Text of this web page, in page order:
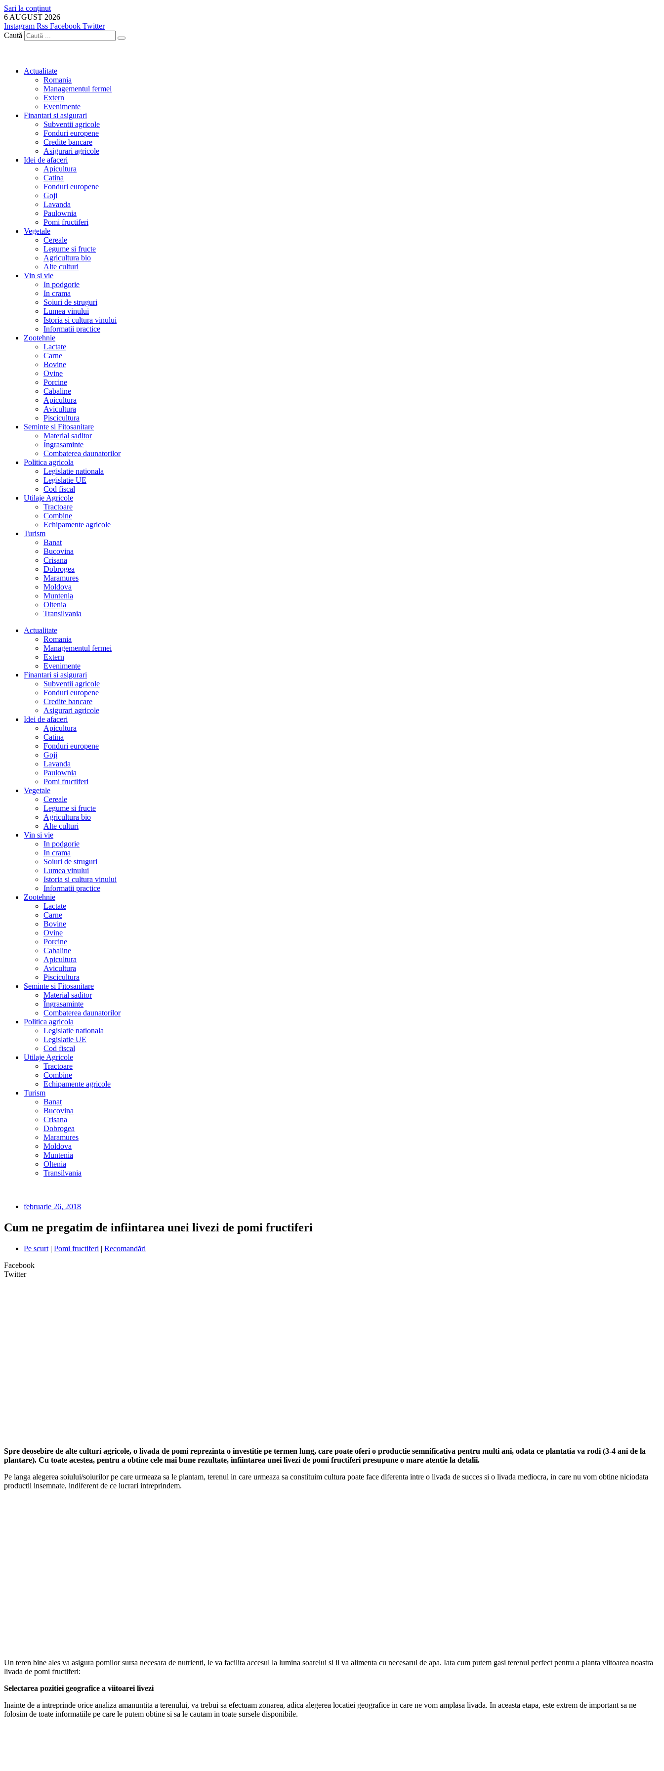
Sari la conținut
6 AUGUST 2026
Instagram Rss Facebook Twitter
Caută
Actualitate
Romania
Managementul fermei
Extern
Evenimente
Finantari si asigurari
Subventii agricole
Fonduri europene
Credite bancare
Asigurari agricole
Idei de afaceri
Apicultura
Catina
Fonduri europene
Goji
Lavanda
Paulownia
Pomi fructiferi
Vegetale
Cereale
Legume si fructe
Agricultura bio
Alte culturi
Vin si vie
In podgorie
In crama
Soiuri de struguri
Lumea vinului
Istoria si cultura vinului
Informatii practice
Zootehnie
Lactate
Carne
Bovine
Ovine
Porcine
Cabaline
Apicultura
Avicultura
Piscicultura
Seminte si Fitosanitare
Material saditor
Îngrasaminte
Combaterea daunatorilor
Politica agricola
Legislatie nationala
Legislatie UE
Cod fiscal
Utilaje Agricole
Tractoare
Combine
Echipamente agricole
Turism
Banat
Bucovina
Crisana
Dobrogea
Maramures
Moldova
Muntenia
Oltenia
Transilvania
Actualitate
Romania
Managementul fermei
Extern
Evenimente
Finantari si asigurari
Subventii agricole
Fonduri europene
Credite bancare
Asigurari agricole
Idei de afaceri
Apicultura
Catina
Fonduri europene
Goji
Lavanda
Paulownia
Pomi fructiferi
Vegetale
Cereale
Legume si fructe
Agricultura bio
Alte culturi
Vin si vie
In podgorie
In crama
Soiuri de struguri
Lumea vinului
Istoria si cultura vinului
Informatii practice
Zootehnie
Lactate
Carne
Bovine
Ovine
Porcine
Cabaline
Apicultura
Avicultura
Piscicultura
Seminte si Fitosanitare
Material saditor
Îngrasaminte
Combaterea daunatorilor
Politica agricola
Legislatie nationala
Legislatie UE
Cod fiscal
Utilaje Agricole
Tractoare
Combine
Echipamente agricole
Turism
Banat
Bucovina
Crisana
Dobrogea
Maramures
Moldova
Muntenia
Oltenia
Transilvania
februarie 26, 2018
Cum ne pregatim de infiintarea unei livezi de pomi fructiferi
Pe scurt | Pomi fructiferi | Recomandări
Facebook
Twitter
Spre deosebire de alte culturi agricole, o livada de pomi reprezinta o investitie pe termen lung, care poate oferi o productie semnificativa pentru multi ani, odata ce plantatia va rodi (3-4 ani de la
plantare). Cu toate acestea, pentru a obtine cele mai bune rezultate, infiintarea unei livezi de pomi fructiferi presupune o mare atentie la detalii.
Pe langa alegerea soiului/soiurilor pe care urmeaza sa le plantam, terenul in care urmeaza sa constituim cultura poate face diferenta intre o livada de succes si o livada mediocra, in care nu vom obtine niciodata
productii insemnate, indiferent de ce lucrari intreprindem.
Un teren bine ales va asigura pomilor sursa necesara de nutrienti, le va facilita accesul la lumina soarelui si ii va alimenta cu necesarul de apa. Iata cum putem gasi terenul perfect pentru a planta viitoarea noastra
livada de pomi fructiferi:
Selectarea pozitiei geografice a viitoarei livezi
Inainte de a intreprinde orice analiza amanuntita a terenului, va trebui sa efectuam zonarea, adica alegerea locatiei geografice in care ne vom amplasa livada. In aceasta etapa, este extrem de important sa ne
folosim de toate informatiile pe care le putem obtine si sa le cautam in toate sursele disponibile.